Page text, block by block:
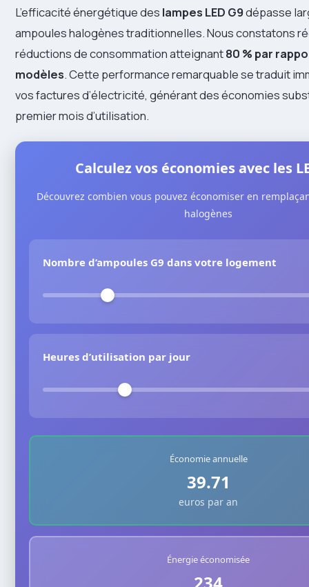
L’efficacité énergétique des lampes LED G9dépasse
ampoules halogènes traditionnelles. Nous constatons
réductions de consommation atteignant80 % par
modèles. Cette performance remarquable se traduit
vos factures d’électricité, générant des économies
premier mois d’utilisation.
Calculez vos économies avec les
Découvrez combien vous pouvez économiser en
halogènes
Nombre d’ampoules G9 dans votre logement
Heures d’utilisation par jour
Économie annuelle
39.71
euros par an
Énergie économisée